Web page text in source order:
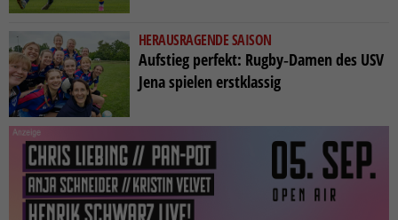
HERAUSRAGENDE SAISON
Aufstieg perfekt: Rugby‑Damen des USV
Jena spielen erstklassig